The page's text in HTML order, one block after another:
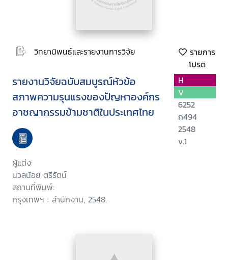
วิทยานิพนธ์และรายงานการวิจัย
รายการ
โปรด
รายงานวิจัยฉบับสมบูรณ์หัวข้อ
สภาพความรุนแรงของปัญหาองค์กร
อาชญากรรมข้ามชาติในประเทศไทย
ผู้แต่ง:
นวลน้อย ตรีรัตน์
สถานที่พิมพ์:
กรุงเทพฯ : สำนักงาน, 2548.
H
V
6252
ก494
2548
v.1